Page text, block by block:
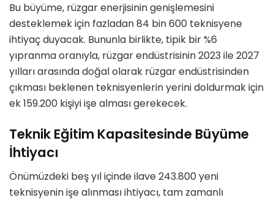
Bu büyüme, rüzgar enerjisinin genişlemesini
desteklemek için fazladan 84 bin 600 teknisyene
ihtiyaç duyacak. Bununla birlikte, tipik bir %6
yıpranma oranıyla, rüzgar endüstrisinin 2023 ile 2027
yılları arasında doğal olarak rüzgar endüstrisinden
çıkması beklenen teknisyenlerin yerini doldurmak için
ek 159.200 kişiyi işe alması gerekecek.
Teknik Eğitim Kapasitesinde Büyüme
İhtiyacı
Önümüzdeki beş yıl içinde ilave 243.800 yeni
teknisyenin işe alınması ihtiyacı, tam zamanlı